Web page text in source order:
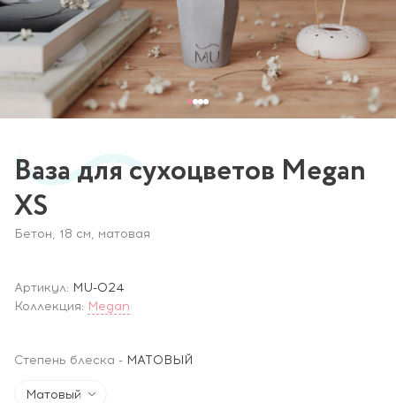
Ваза для сухоцветов Megan
XS
Бетон, 18 см, матовая
Артикул: MU-024
Коллекция: Megan
Степень блеска - МАТОВЫЙ
Матовый